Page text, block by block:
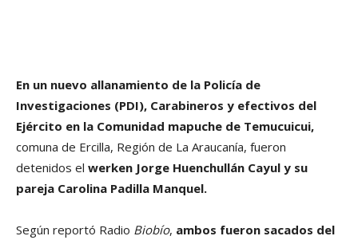
En un nuevo allanamiento de la Policía de
Investigaciones (PDI), Carabineros y efectivos del
Ejército en la Comunidad mapuche de Temucuicui,
comuna de Ercilla, Región de La Araucanía, fueron
detenidos el werken Jorge Huenchullán Cayul y su
pareja Carolina Padilla Manquel.
Según reportó Radio Biobío, ambos fueron sacados del